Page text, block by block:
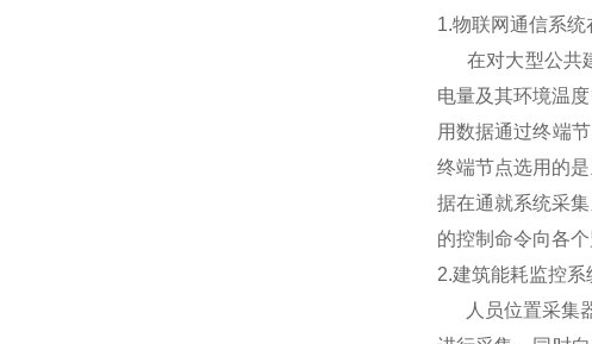
1.物联网通信系
在对大型公共建
电量及其环境温
用数据通过终端
终端节点选用的
据在通就系统采
的控制命令向各个
2.建筑能耗监控系
人员位置采集器